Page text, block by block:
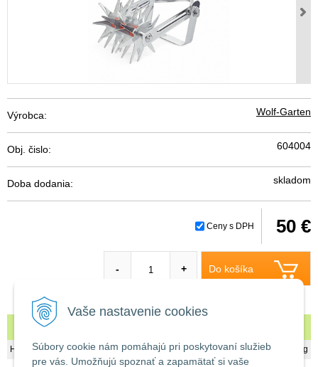
Vaše nastavenie cookies
Súbory cookie nám pomáhajú pri poskytovaní služieb
pre vás. Umožňujú spoznať a zapamätať si vaše
Výrobca: Wolf-Garten
Obj. čislo: 604004
Doba dodania: skladom
Ceny s DPH 50 €
Do košíka
- +
Wolf-Garten DA-S fréza
Hmotnosť 0,78 kg